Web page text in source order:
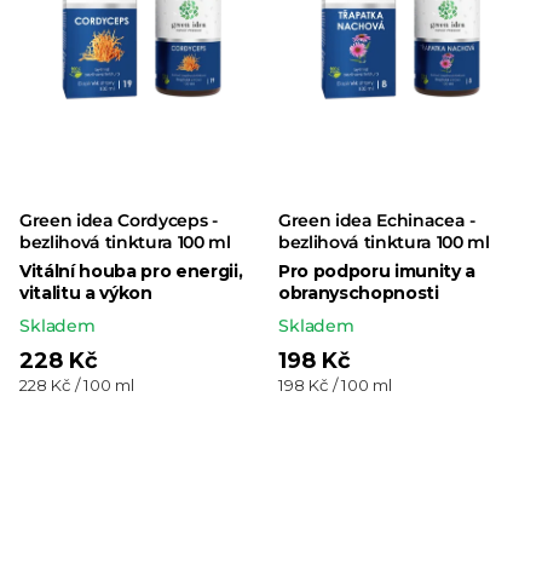
Green idea Cordyceps -
bezlihová tinktura 100 ml
Vitální houba pro energii,
vitalitu a výkon
Skladem
228 Kč
Měrná
228 Kč / 100 ml
Green idea Echinacea -
bezlihová tinktura 100 ml
Pro podporu imunity a
obranyschopnosti
Skladem
198 Kč
Měrná
198 Kč / 100 ml